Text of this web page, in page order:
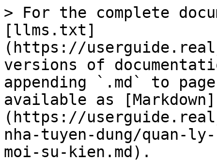
> For the complete
[llms.txt]
(https://
versions of
appending `.md` to
available as [Markdown]
(https://
nha-tuyen-dung/quan-
moi-su-kien.md).